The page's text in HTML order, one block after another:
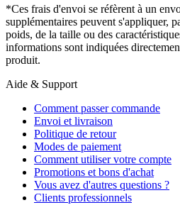
*Ces frais d'envoi se réfèrent à un
supplémentaires peuvent s'appliquer,
poids, de la taille ou des
informations sont indiquées
produit.
Aide & Support
Comment passer commande
Envoi et livraison
Politique de retour
Modes de paiement
Comment utiliser votre compte
Promotions et bons d'achat
Vous avez d'autres questions ?
Clients professionnels